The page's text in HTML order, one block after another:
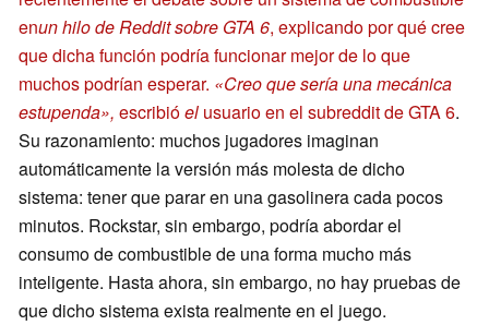
enun hilo de Reddit sobre GTA 6, explicando por qué cree
que dicha función podría funcionar mejor de lo que
muchos podrían esperar. «Creo que sería una mecánica
estupenda», escribióel usuario en el subreddit de GTA 6.
Su razonamiento: muchos jugadores imaginan
automáticamente la versión más molesta de dicho
sistema: tener que parar en una gasolinera cada pocos
minutos. Rockstar, sin embargo, podría abordar el
consumo de combustible de una forma mucho más
inteligente. Hasta ahora, sin embargo, no hay pruebas de
que dicho sistema exista realmente en el juego.